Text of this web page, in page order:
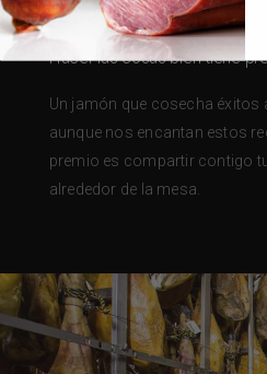
Hacer las cosas bien tiene
Un jamón que cosecha éxitos
aunque nos encantan estos
premio es compartir contigo
alrededor de la mesa.